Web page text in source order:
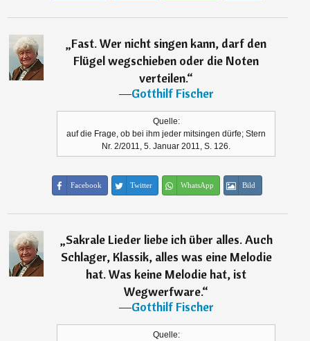
„Fast. Wer nicht singen kann, darf den
Flügel wegschieben oder die Noten
verteilen.“
―Gotthilf Fischer
Quelle:
auf die Frage, ob bei ihm jeder mitsingen dürfe; Stern
Nr. 2/2011, 5. Januar 2011, S. 126.
Facebook Twitter WhatsApp Bild
„Sakrale Lieder liebe ich über alles. Auch
Schlager, Klassik, alles was eine Melodie
hat. Was keine Melodie hat, ist
Wegwerfware.“
―Gotthilf Fischer
Quelle: